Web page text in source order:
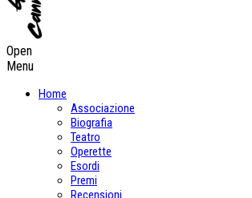
Open
Menu
Home
Associazione
Biografia
Teatro
Operette
Esordi
Premi
Recensioni